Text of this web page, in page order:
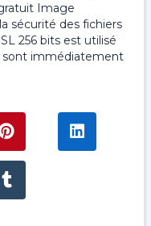
Image
sécurité des fichiers
256 bits est utilisé
sont immédiatement